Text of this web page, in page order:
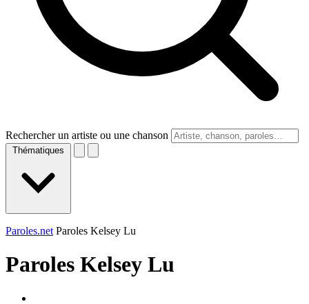
Rechercher un artiste ou une chanson
Thématiques
Paroles.net Paroles Kelsey Lu
Paroles Kelsey Lu